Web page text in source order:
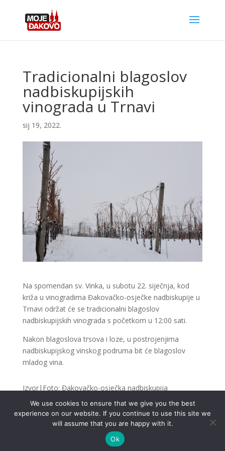
Tradicionalni blagoslov
nadbiskupijskih
vinograda u Trnavi
sij 19, 2022.
Na spomendan sv. Vinka, u subotu 22. siječnja, kod
križa u vinogradima Đakovačko-osječke nadbiskupije u
Trnavi održat će se tradicionalni blagoslov
nadbiskupijskih vinograda s početkom u 12:00 sati.
Nakon blagoslova trsova i loze, u postrojenjima
nadbiskupijskog vinskog podruma bit će blagoslov
mladog vina.
Izvor|Foto: Đakovačko-osječka nadbiskupija
.
We use cookies to ensure that we give you the best
experience on our website. If you continue to use this site we
will assume that you are happy with it.
Ok